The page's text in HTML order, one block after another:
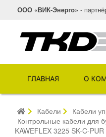
ООО «ВИК-Энерго» -
ГЛАВНАЯ О
Кабели
Кабели
Контрольные кабели для
KAWEFLEX 3225 SK-C-